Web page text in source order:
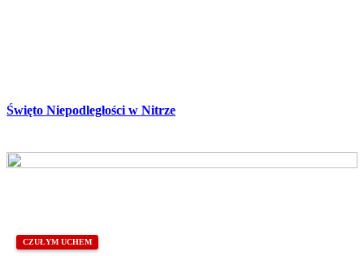
Święto Niepodległości w Nitrze
CZUŁYM UCHEM